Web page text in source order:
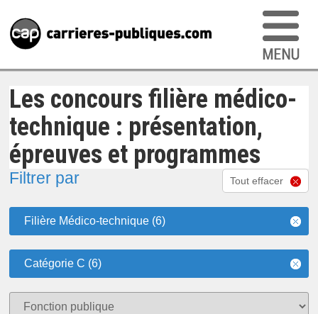
Les concours filière médico-
technique : présentation,
épreuves et programmes
Filtrer par Tout effacer
Filière Médico-technique (6)
Catégorie C (6)